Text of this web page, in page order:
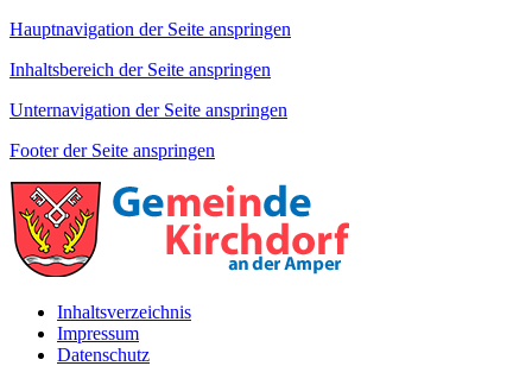
Hauptnavigation der Seite anspringen
Inhaltsbereich der Seite anspringen
Unternavigation der Seite anspringen
Footer der Seite anspringen
Inhaltsverzeichnis
Impressum
Datenschutz